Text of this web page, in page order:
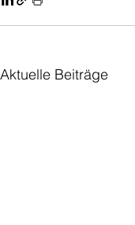
Aktuelle Beiträge